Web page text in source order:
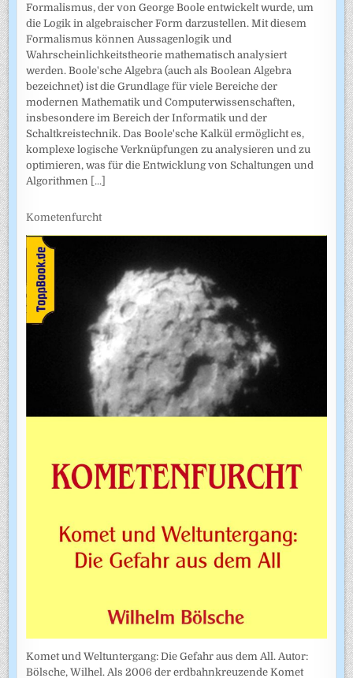
Formalismus, der von George Boole entwickelt wurde, um
die Logik in algebraischer Form darzustellen. Mit diesem
Formalismus können Aussagenlogik und
Wahrscheinlichkeitstheorie mathematisch analysiert
werden. Boole'sche Algebra (auch als Boolean Algebra
bezeichnet) ist die Grundlage für viele Bereiche der
modernen Mathematik und Computerwissenschaften,
insbesondere im Bereich der Informatik und der
Schaltkreistechnik. Das Boole'sche Kalkül ermöglicht es,
komplexe logische Verknüpfungen zu analysieren und zu
optimieren, was für die Entwicklung von Schaltungen und
Algorithmen [...]
Kometenfurcht
Komet und Weltuntergang: Die Gefahr aus dem All. Autor:
Bölsche, Wilhel. Als 2006 der erdbahnkreuzende Komet